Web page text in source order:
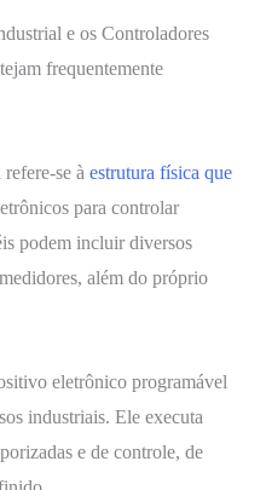
e os Controladores
frequentemente
se à estrutura física que
para controlar
podem incluir diversos
além do próprio
eletrônico programável
industriais. Ele executa
e de controle, de